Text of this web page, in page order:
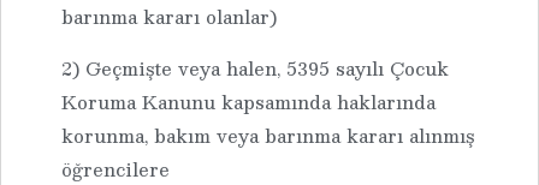
barınma kararı olanlar)
2) Geçmişte veya halen, 5395 sayılı Çocuk
Koruma Kanunu kapsamında haklarında
korunma, bakım veya barınma kararı alınmış
öğrencilere